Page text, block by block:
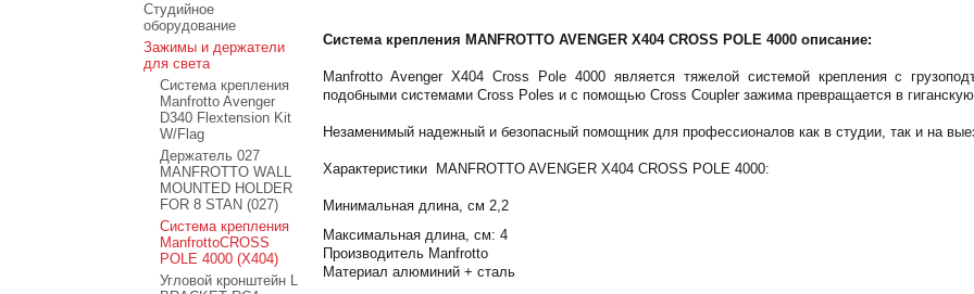
Система крепления MANFROTTO AVENGER X404 CROSS POLE 4000 описание:
Manfrotto Avenger X404 Cross Pole 4000 является тяжелой системой крепления с
подобными системами Cross Poles и с помощью Cross Coupler зажима превращается в гиганскую
Незаменимый надежный и безопасный помощник для профессионалов как в студии, так и на
Характеристики MANFROTTO AVENGER X404 CROSS POLE 4000:
Минимальная длина, см 2,2
Максимальная длина, см: 4
Производитель Manfrotto
Материал алюминий + сталь
Студийное
оборудование
Зажимы и держатели
для света
Система крепления
Manfrotto Avenger
D340 Flextension Kit
W/Flag
Держатель 027
MANFROTTO WALL
MOUNTED HOLDER
FOR 8 STAN (027)
Система крепления
ManfrottoCROSS
POLE 4000 (X404)
Угловой кронштейн L